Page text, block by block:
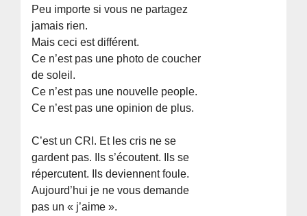
Peu importe si vous ne partagez
jamais rien.
Mais ceci est différent.
Ce n’est pas une photo de coucher
de soleil.
Ce n’est pas une nouvelle people.
Ce n’est pas une opinion de plus.
C’est un CRI. Et les cris ne se
gardent pas. Ils s’écoutent. Ils se
répercutent. Ils deviennent foule.
Aujourd’hui je ne vous demande
pas un « j’aime ».